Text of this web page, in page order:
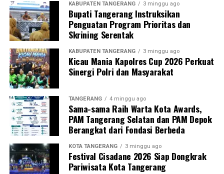
KABUPATEN TANGERANG 3 minggu ago
Bupati Tangerang Instruksikan
Penguatan Program Prioritas dan
Skrining Serentak
KABUPATEN TANGERANG 3 minggu ago
Kicau Mania Kapolres Cup 2026 Perkuat
Sinergi Polri dan Masyarakat
TANGERANG 4 minggu ago
Sama-sama Raih Warta Kota Awards,
PAM Tangerang Selatan dan PAM Depok
Berangkat dari Fondasi Berbeda
KOTA TANGERANG 3 minggu ago
Festival Cisadane 2026 Siap Dongkrak
Pariwisata Kota Tangerang